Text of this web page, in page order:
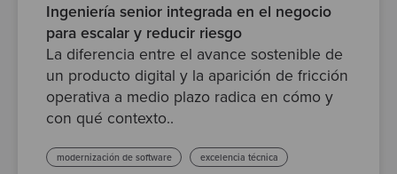
Ingeniería senior integrada en el negocio
para escalar y reducir riesgo
La diferencia entre el avance sostenible de
un producto digital y la aparición de fricción
operativa a medio plazo radica en cómo y
con qué contexto..
modernización de software excelencia técnica